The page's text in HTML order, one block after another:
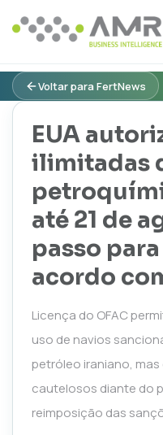
Voltar para FertNews
EUA
ilimitadas
até 21 de
passo
acordo
Licença do OFAC
uso de navios
petróleo iraniano,
cautelosos diante do
reimposição das